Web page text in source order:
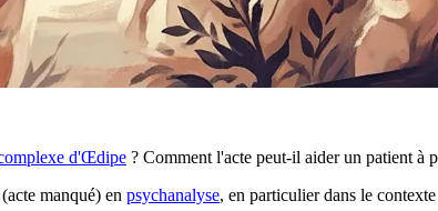
d'Œdipe ? Comment l'acte peut-il aider un patient à
manqué) en psychanalyse, en particulier dans le